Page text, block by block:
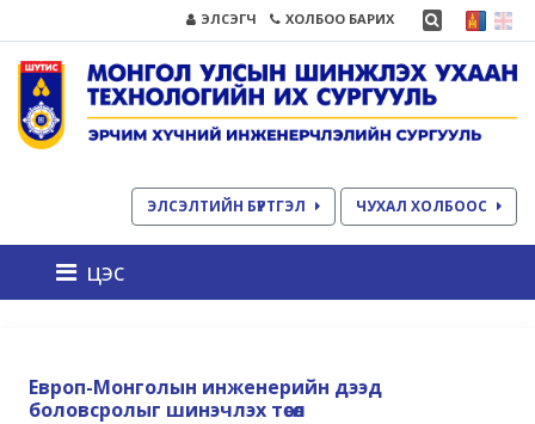
ЭЛСЭГЧ ХОЛБОО БАРИХ
ЭЛСЭЛТИЙН БҮРТГЭЛ ЧУХАЛ ХОЛБООС
цэс
Европ-Монголын инженерийн дээд
боловсролыг шинэчлэх төсөл